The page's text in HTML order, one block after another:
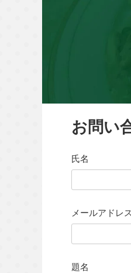
お問い
氏名
メールアドレス
題名